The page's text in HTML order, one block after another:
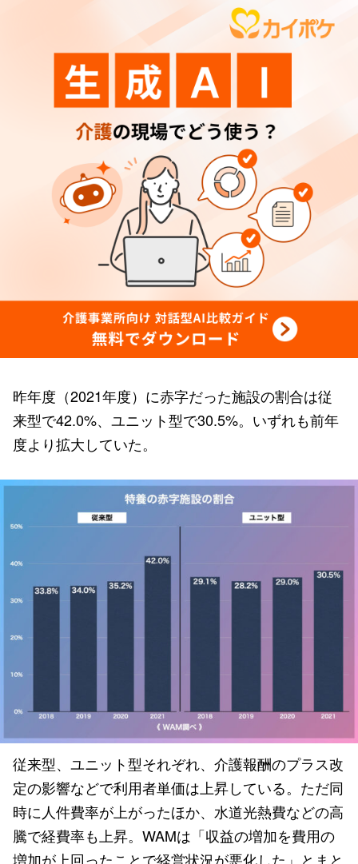
昨年度（2021年度）に赤字だった施設の割合は従
来型で42.0%、ユニット型で30.5%。いずれも前年
度より拡大していた。
従来型、ユニット型それぞれ、介護報酬のプラス改
定の影響などで利用者単価は上昇している。ただ同
時に人件費率が上がったほか、水道光熱費などの高
騰で経費率も上昇。WAMは「収益の増加を費用の
増加が上回ったことで経営状況が悪化した」とまと